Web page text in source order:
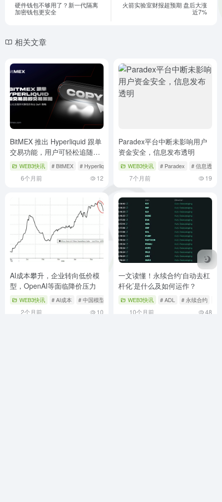
硬件钱包不够用了？新一代隔离
加密钱包更安全
火箭实验室财报超预期 盘后大涨
近7%
相关文章
BitMEX 推出 Hyperliquid 跟单
交易功能，用户可轻松追随专
家获利
WEB3快讯 # BitMEX # Hyperliquid # 加密货币
6个月前 12
Paradex平台中断未影响用户
资金安全，信息发布透明
WEB3快讯 # Paradex # 信息透明
7个月前 19
AI成本攀升，企业转向低价模
型，OpenAI等面临降价压力
WEB3快讯 # AI成本 # 中国模型 # 价格战
2个月前 10
一文读懂！永续合约‘自动去杠
杆化’是什么及如何运作？
WEB3快讯 # ADL # 永续合约
10个月前 48